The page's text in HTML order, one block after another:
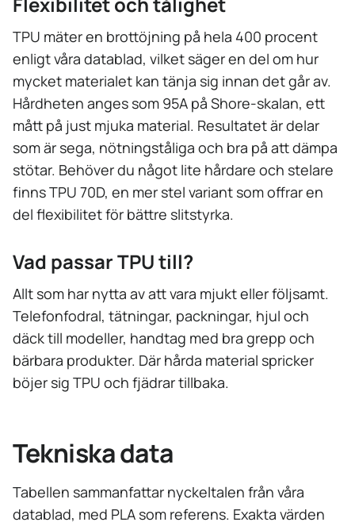
TPU mäter en brottöjning på hela 400 procent
enligt våra datablad, vilket säger en del om hur
mycket materialet kan tänja sig innan det går av.
Hårdheten anges som 95A på Shore-skalan, ett
mått på just mjuka material. Resultatet är delar
som är sega, nötningståliga och bra på att dämpa
stötar. Behöver du något lite hårdare och stelare
finns TPU 70D, en mer stel variant som offrar en
del flexibilitet för bättre slitstyrka.
Vad passar TPU till?
Allt som har nytta av att vara mjukt eller följsamt.
Telefonfodral, tätningar, packningar, hjul och
däck till modeller, handtag med bra grepp och
bärbara produkter. Där hårda material spricker
böjer sig TPU och fjädrar tillbaka.
Tekniska data
Tabellen sammanfattar nyckeltalen från våra
datablad, med PLA som referens. Exakta värden